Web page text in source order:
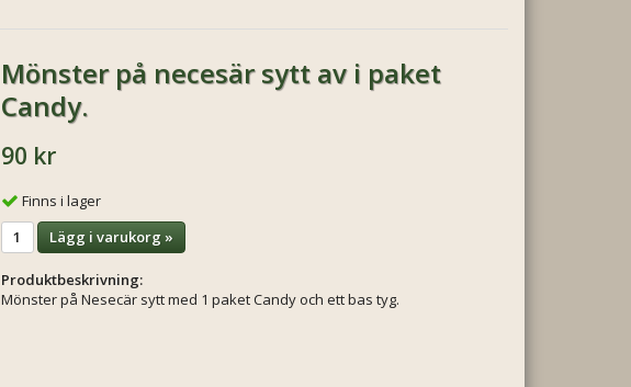
Mönster på necesär sytt av i paket
Candy.
90 kr
Finns i lager
Lägg i varukorg »
Produktbeskrivning:
Mönster på Nesecär sytt med 1 paket Candy och ett bas tyg.